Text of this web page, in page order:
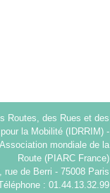
Routes, des Rues et des
la Mobilité (IDRRIM) -
mondiale de la
Route (PIARC France)
rue de Berri - 75008 Paris
: 01.44.13.32.99